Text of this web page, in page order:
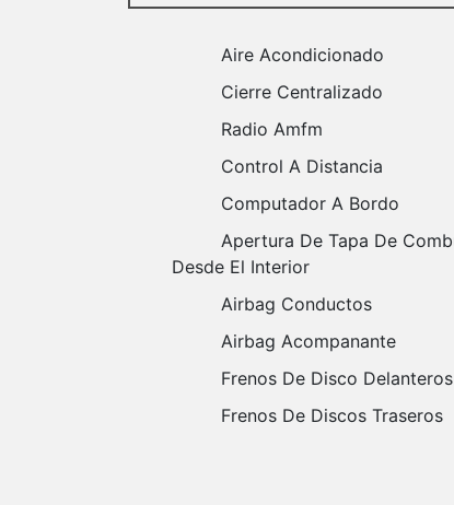
Aire Acondicionado
Cierre Centralizado
Radio Amfm
Control A Distancia
Computador A Bordo
Desde El Interior
Airbag Conductos
Airbag Acompanante
Frenos De Disco Delanteros
Frenos De Discos Traseros